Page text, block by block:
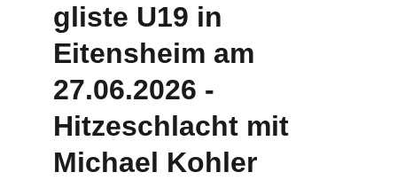
gliste U19 in
Eitensheim am
27.06.2026 -
Hitzeschlacht mit
Michael Kohler